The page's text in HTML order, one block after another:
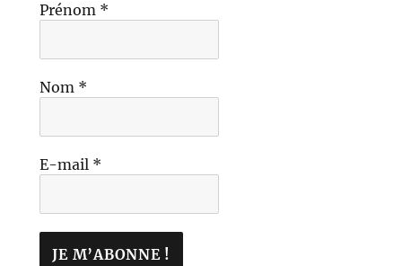
Prénom *
Nom *
E-mail *